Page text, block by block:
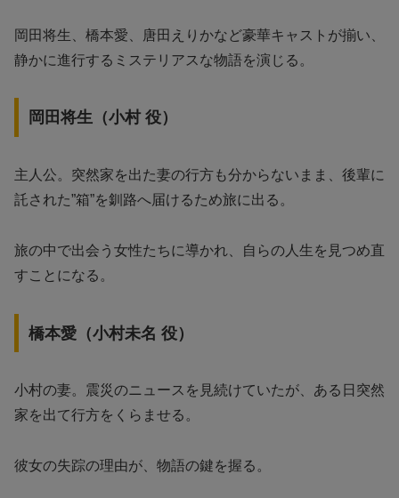
岡田将生、橋本愛、唐田えりかなど豪華キャストが揃い、
静かに進行するミステリアスな物語を演じる。
岡田将生（小村 役）
主人公。突然家を出た妻の行方も分からないまま、後輩に
託された”箱”を釧路へ届けるため旅に出る。
旅の中で出会う女性たちに導かれ、自らの人生を見つめ直
すことになる。
橋本愛（小村未名 役）
小村の妻。震災のニュースを見続けていたが、ある日突然
家を出て行方をくらませる。
彼女の失踪の理由が、物語の鍵を握る。